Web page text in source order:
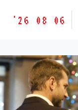
胶
味
道
LETSFILM
'26 08 06